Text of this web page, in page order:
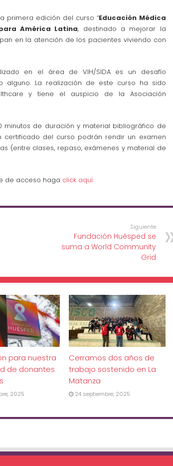
primera edición del curso “Educación Médica
América Latina, destinado a mejorar la
en la atención de los pacientes viviendo con
en el área de VIH/SIDA es un desafío
alguno. La realización de este curso ha sido
y tiene el auspicio de la Asociación
minutos de duración y material bibliográfico de
certificado del curso podrán rendir un examen
(entre clases, repaso, exámenes y material de
de acceso haga click aquí.
Siguiente
Fundación Huésped se
suma a World Community
Grid
para nuestra
de donantes
2025
Cerramos dos años de
trabajo sostenido en La
Matanza
24 septiembre, 2025